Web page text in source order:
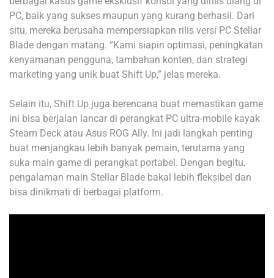
PC, baik yang sukses maupun yang kurang berhasil. Dari
situ, mereka berusaha mempersiapkan rilis versi PC Stellar
Blade dengan matang. “Kami siapin optimasi, peningkatan
kenyamanan pengguna, tambahan konten, dan strategi
marketing yang unik buat Shift Up,” jelas mereka.
Selain itu, Shift Up juga berencana buat memastikan game
ini bisa berjalan lancar di perangkat PC ultra-mobile kayak
Steam Deck atau Asus ROG Ally. Ini jadi langkah penting
buat menjangkau lebih banyak pemain, terutama yang
suka main game di perangkat portabel. Dengan begitu,
pengalaman main Stellar Blade bakal lebih fleksibel dan
bisa dinikmati di berbagai platform.